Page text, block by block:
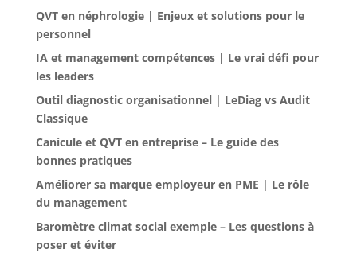
QVT en néphrologie | Enjeux et solutions pour le
personnel
IA et management compétences | Le vrai défi pour
les leaders
Outil diagnostic organisationnel | LeDiag vs Audit
Classique
Canicule et QVT en entreprise – Le guide des
bonnes pratiques
Améliorer sa marque employeur en PME | Le rôle
du management
Baromètre climat social exemple – Les questions à
poser et éviter